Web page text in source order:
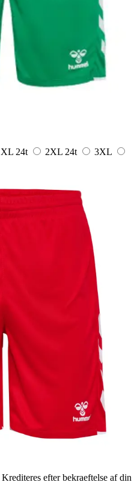
XL 24t 2XL 24t
3XL
Krediteres efter bekraeftelse af din